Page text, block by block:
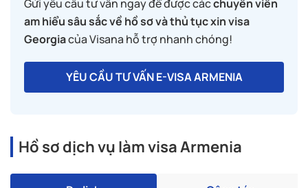
Gửi yêu cầu tư vấn ngay để được cácchuyên viên
am hiểu sâu sắc về hồ sơ và thủ tục xin visa
Georgiacủa Visana hỗ trợ nhanh chóng!
YÊU CẦU TƯ VẤN E-VISA ARMENIA
Hồ sơ dịch vụ làm visa Armenia